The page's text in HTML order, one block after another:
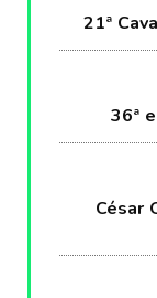
21ª
36ª
César